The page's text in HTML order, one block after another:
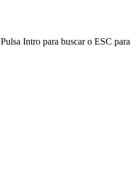
Pulsa Intro para buscar o ESC para